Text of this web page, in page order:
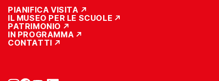
PIANIFICA VISITA
IL MUSEO PER LE SCUOLE
PATRIMONIO
IN PROGRAMMA
CONTATTI